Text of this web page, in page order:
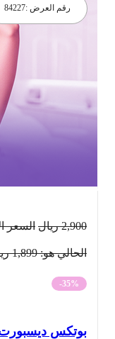
رقم العرض :84227
2,900 ريال السعر الأصلي هو:
الحالي هو: 1,899 ريال.
-35%
بوتكس ديسبورت